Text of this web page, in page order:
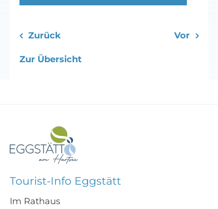
Zurück Vor
Zur Übersicht
Tourist-Info Eggstätt
Im Rathaus